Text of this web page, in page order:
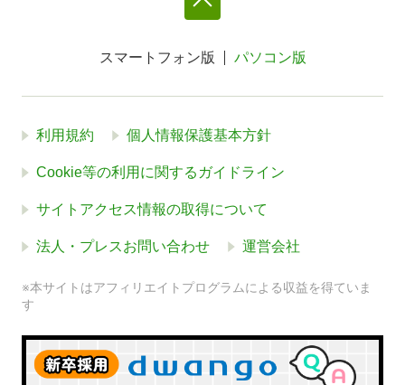
スマートフォン版 パソコン版
利用規約 個人情報保護基本方針
Cookie等の利用に関するガイドライン
サイトアクセス情報の取得について
法人・プレスお問い合わせ 運営会社
※本サイトはアフィリエイトプログラムによる収益を得ていま
す